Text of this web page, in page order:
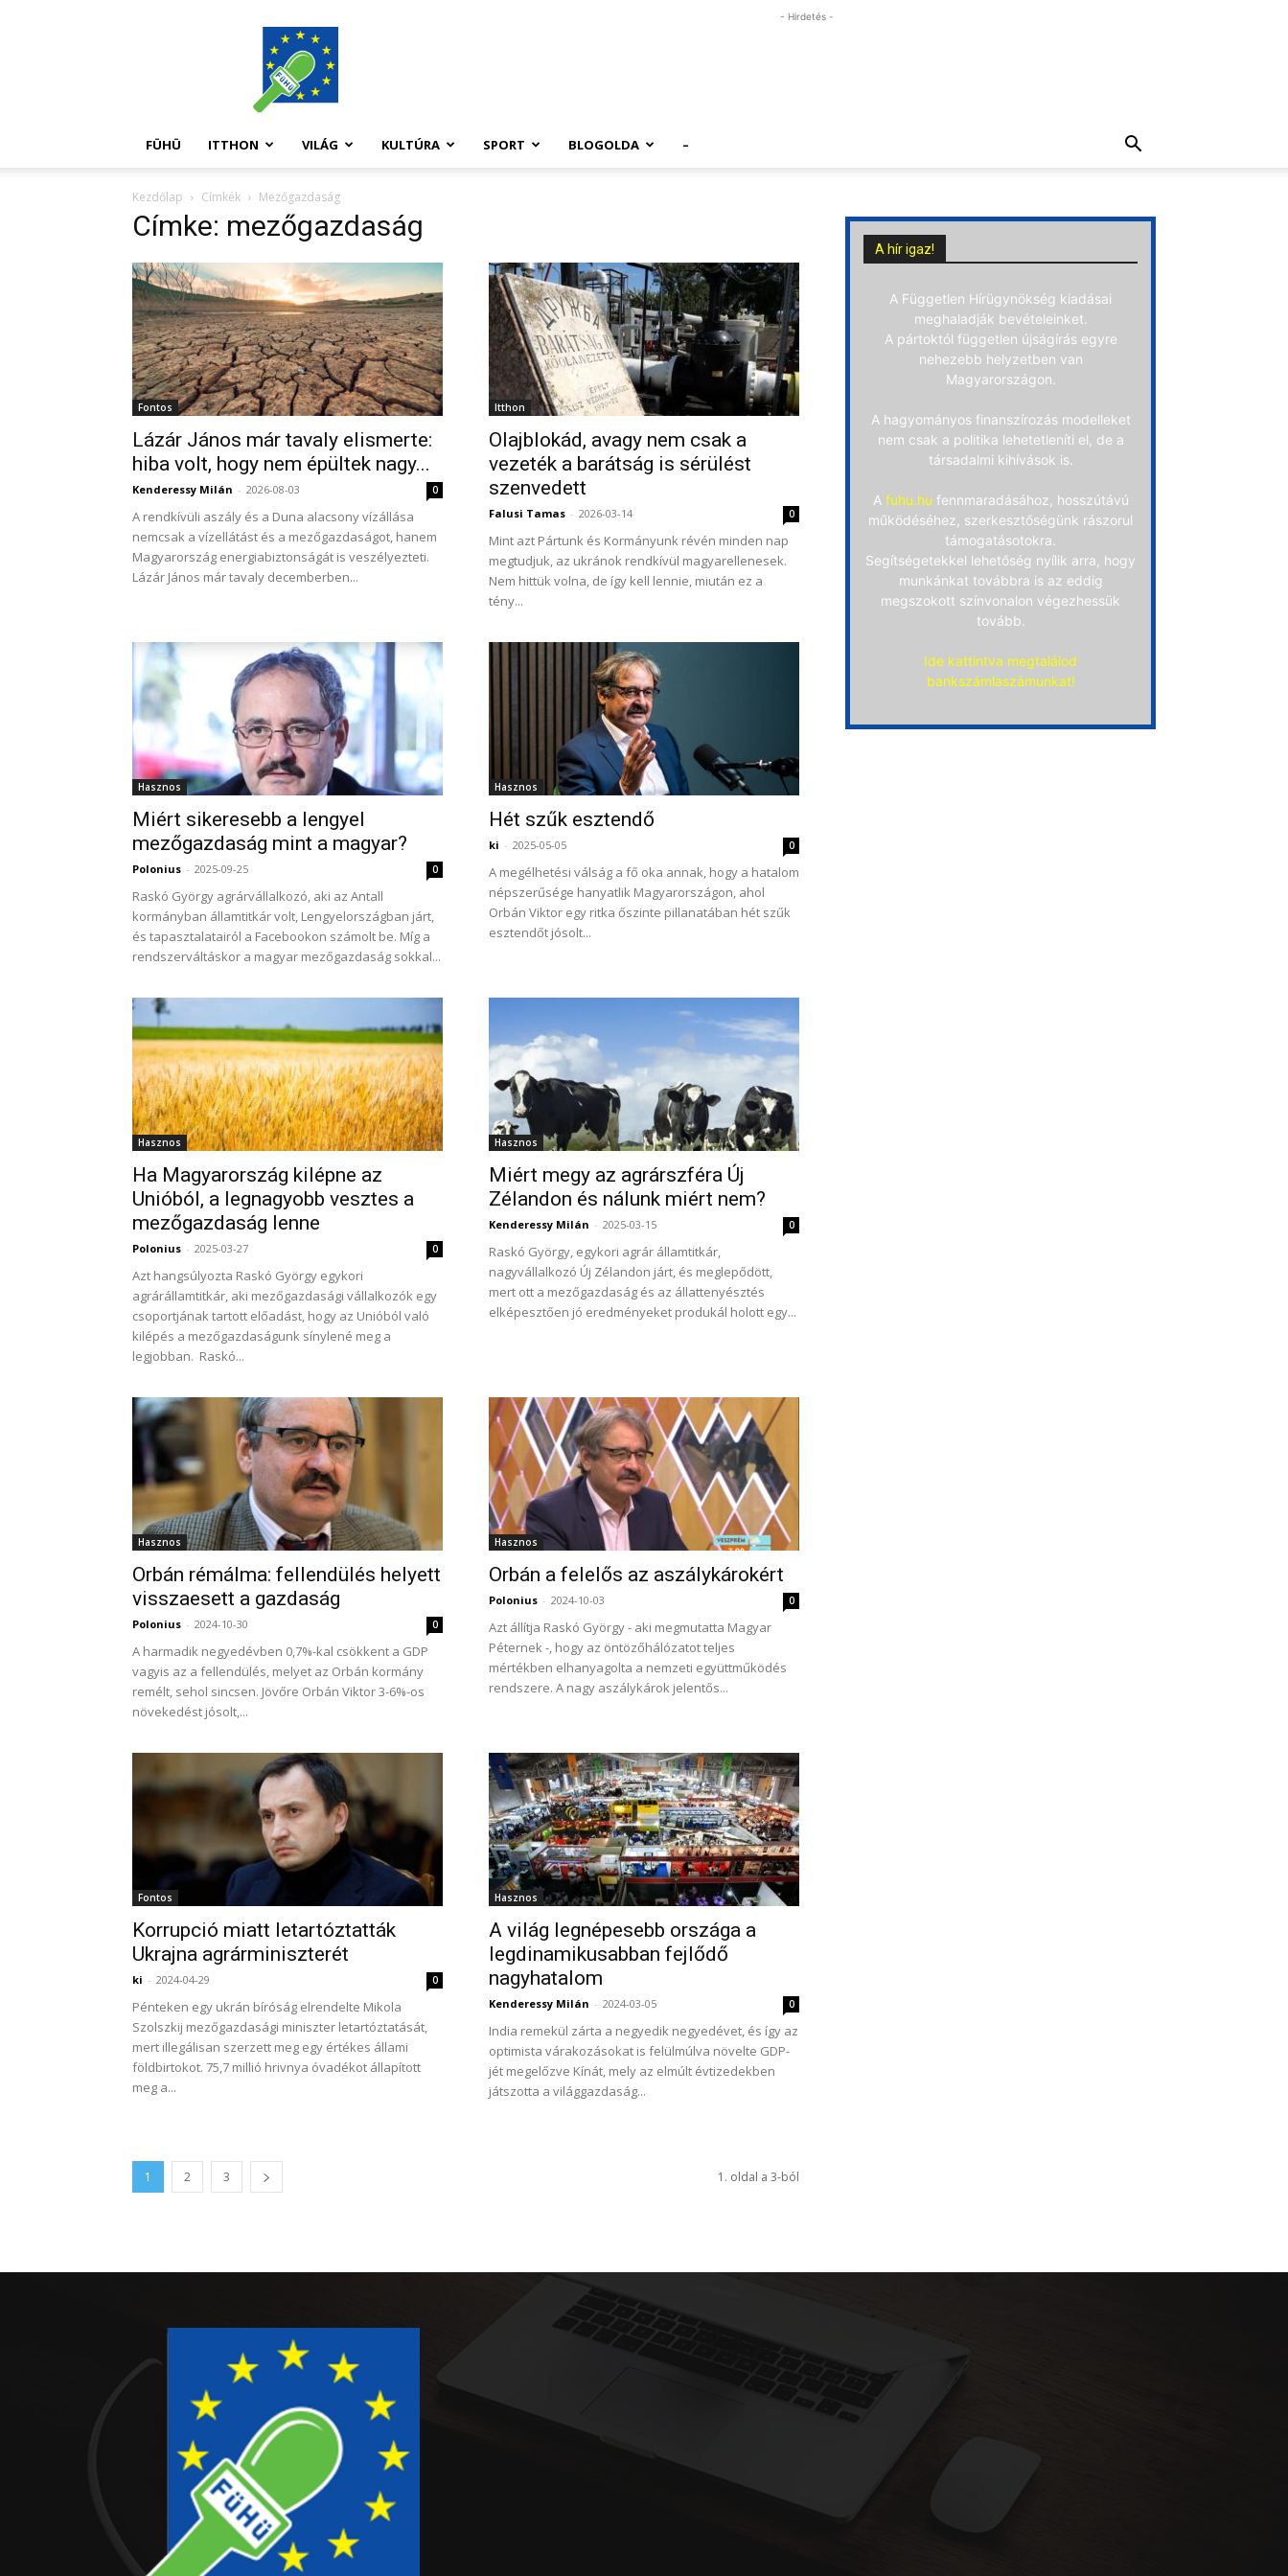
FüHü
- Hirdetés -
FÜHÜ ITTHON VILÁG KULTÚRA SPORT BLOGOLDA –
Kezdőlap Címkék Mezőgazdaság
Címke: mezőgazdaság
Fontos
Lázár János már tavaly elismerte:
hiba volt, hogy nem épültek nagy...
Kenderessy Milán - 2026-08-03 0
A rendkívüli aszály és a Duna alacsony vízállása
nemcsak a vízellátást és a mezőgazdaságot, hanem
Magyarország energiabiztonságát is veszélyezteti.
Lázár János már tavaly decemberben...
Itthon
Olajblokád, avagy nem csak a
vezeték a barátság is sérülést
szenvedett
Falusi Tamas - 2026-03-14 0
Mint azt Pártunk és Kormányunk révén minden nap
megtudjuk, az ukránok rendkívül magyarellenesek.
Nem hittük volna, de így kell lennie, miután ez a
tény...
Hasznos
Miért sikeresebb a lengyel
mezőgazdaság mint a magyar?
Polonius - 2025-09-25 0
Raskó György agrárvállalkozó, aki az Antall
kormányban államtitkár volt, Lengyelországban járt,
és tapasztalatairól a Facebookon számolt be. Míg a
rendszerváltáskor a magyar mezőgazdaság sokkal...
Hasznos
Hét szűk esztendő
ki - 2025-05-05 0
A megélhetési válság a fő oka annak, hogy a hatalom
népszerűsége hanyatlik Magyarországon, ahol
Orbán Viktor egy ritka őszinte pillanatában hét szűk
esztendőt jósolt...
Hasznos
Ha Magyarország kilépne az
Unióból, a legnagyobb vesztes a
mezőgazdaság lenne
Polonius - 2025-03-27 0
Azt hangsúlyozta Raskó György egykori
agrárállamtitkár, aki mezőgazdasági vállalkozók egy
csoportjának tartott előadást, hogy az Unióból való
kilépés a mezőgazdaságunk sínylené meg a
legjobban. Raskó...
Hasznos
Miért megy az agrárszféra Új
Zélandon és nálunk miért nem?
Kenderessy Milán - 2025-03-15 0
Raskó György, egykori agrár államtitkár,
nagyvállalkozó Új Zélandon járt, és meglepődött,
mert ott a mezőgazdaság és az állattenyésztés
elképesztően jó eredményeket produkál holott egy...
Hasznos
Orbán rémálma: fellendülés helyett
visszaesett a gazdaság
Polonius - 2024-10-30 0
A harmadik negyedévben 0,7%-kal csökkent a GDP
vagyis az a fellendülés, melyet az Orbán kormány
remélt, sehol sincsen. Jövőre Orbán Viktor 3-6%-os
növekedést jósolt,...
Hasznos
Orbán a felelős az aszálykárokért
Polonius - 2024-10-03 0
Azt állítja Raskó György - aki megmutatta Magyar
Péternek -, hogy az öntözőhálózatot teljes
mértékben elhanyagolta a nemzeti együttműködés
rendszere. A nagy aszálykárok jelentős...
Fontos
Korrupció miatt letartóztatták
Ukrajna agrárminiszterét
ki - 2024-04-29 0
Pénteken egy ukrán bíróság elrendelte Mikola
Szolszkij mezőgazdasági miniszter letartóztatását,
mert illegálisan szerzett meg egy értékes állami
földbirtokot. 75,7 millió hrivnya óvadékot állapított
meg a...
Hasznos
A világ legnépesebb országa a
legdinamikusabban fejlődő
nagyhatalom
Kenderessy Milán - 2024-03-05 0
India remekül zárta a negyedik negyedévet, és így az
optimista várakozásokat is felülmúlva növelte GDP-
jét megelőzve Kínát, mely az elmúlt évtizedekben
játszotta a világgazdaság...
1 2 3 1. oldal a 3-ból
A hír igaz!
A Független Hírügynökség kiadásai
meghaladják bevételeinket.
A pártoktól független újságírás egyre
nehezebb helyzetben van
Magyarországon.
A hagyományos finanszírozás modelleket
nem csak a politika lehetetleníti el, de a
társadalmi kihívások is.
A fuhu.hu fennmaradásához, hosszútávú
működéséhez, szerkesztőségünk rászorul
támogatásotokra.
Segítségetekkel lehetőség nyílik arra, hogy
munkánkat továbbra is az eddig
megszokott színvonalon végezhessük
tovább.
Ide kattintva megtalálod
bankszámlaszámunkat!